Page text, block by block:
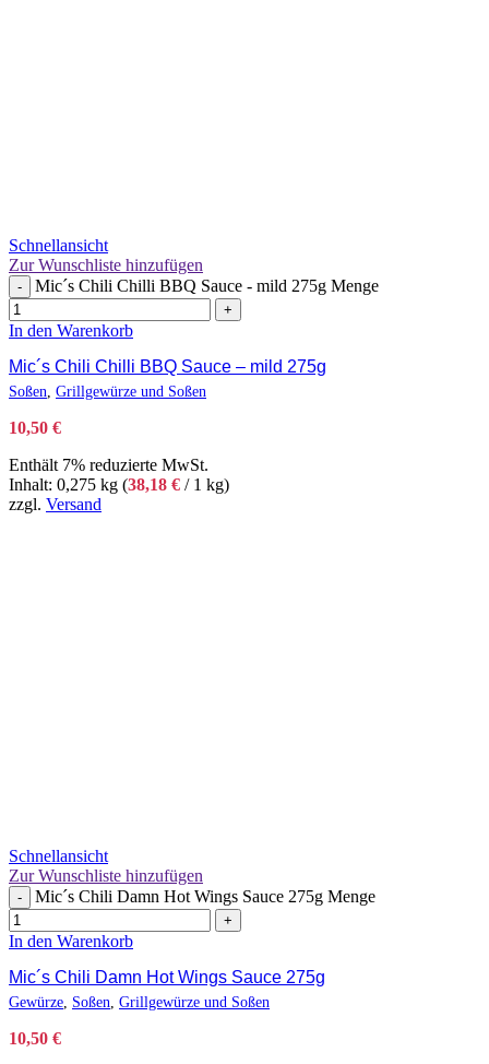
Schnellansicht
Zur Wunschliste hinzufügen
- Mic´s Chili Chilli BBQ Sauce - mild 275g Menge
+
In den Warenkorb
Mic´s Chili Chilli BBQ Sauce – mild 275g
Soßen Grillgewürze und Soßen
10,50 €
Enthält 7% reduzierte MwSt.
Inhalt: 0,275 kg (38,18 € / 1 kg)
zzgl. Versand
Schnellansicht
Zur Wunschliste hinzufügen
- Mic´s Chili Damn Hot Wings Sauce 275g Menge
+
In den Warenkorb
Mic´s Chili Damn Hot Wings Sauce 275g
Gewürze Soßen Grillgewürze und Soßen
10,50 €